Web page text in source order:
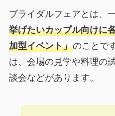
ブライダルフェアとは、
挙げたいカップル向けに
加型イベント」のことで
は、会場の見学や料理の
談会などがあります。